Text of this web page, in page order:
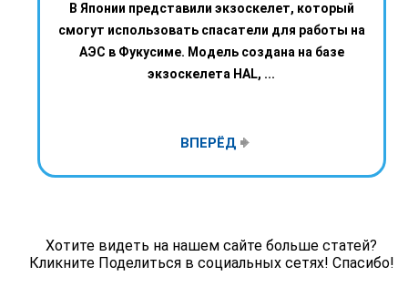
В Японии представили экзоскелет, который
смогут использовать спасатели для работы на
АЭС в Фукусиме. Модель создана на базе
экзоскелета HAL, ...
ВПЕРЁД
Хотите видеть на нашем сайте больше статей?
Кликните Поделиться в социальных сетях! Спасибо!